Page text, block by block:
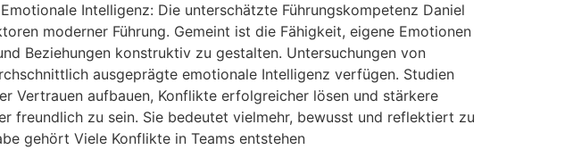
Intelligenz: Die unterschätzte Führungskompetenz Daniel
moderner Führung. Gemeint ist die Fähigkeit, eigene Emotionen
Beziehungen konstruktiv zu gestalten. Untersuchungen von
ausgeprägte emotionale Intelligenz verfügen. Studien
Vertrauen aufbauen, Konflikte erfolgreicher lösen und stärkere
freundlich zu sein. Sie bedeutet vielmehr, bewusst und reflektiert zu
gehört Viele Konflikte in Teams entstehen